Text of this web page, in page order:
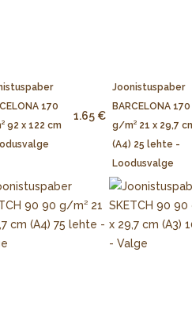
170
92 x 122 cm
1.65 €
Joonistuspaber
BARCELONA 170
g/m² 21 x 29,7
(A4) 25 lehte -
Loodusvalge